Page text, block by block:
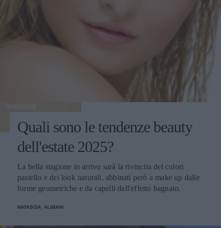
TENDENZE
Quali sono le tendenze beauty
dell'estate 2025?
La bella stagione in arrivo sarà la rivincita dei colori
pastello e dei look naturali, abbinati però a make up dalle
forme geometriche e da capelli dall'effetto bagnato.
NATASCIA_ALIBANI